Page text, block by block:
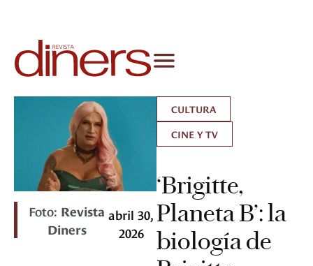
Foto: Revista
Diners
abril 30,
2026
CULTURA
CINE Y TV
‘Brigitte,
Planeta B’: la
biología de